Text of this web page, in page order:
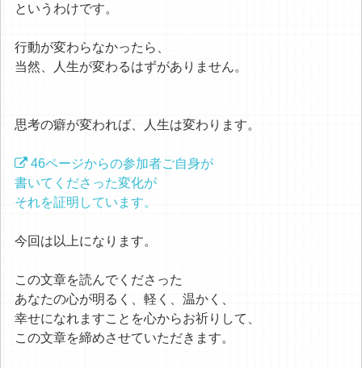
というわけです。
行動が変わらなかったら、
当然、人生が変わるはずがありません。
思考の癖が変われば、人生は変わります。
46ページからの参加者ご自身が
書いてくださった変化が
それを証明しています。
今回は以上になります。
この文章を読んでくださった
あなたの心が明るく、軽く、温かく、
幸せになれますことを心からお祈りして、
この文章を締めさせていただきます。